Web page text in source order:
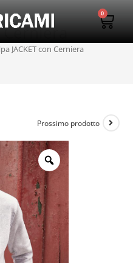
0
Cerniera
JACKET con Cerniera
Prossimo prodotto